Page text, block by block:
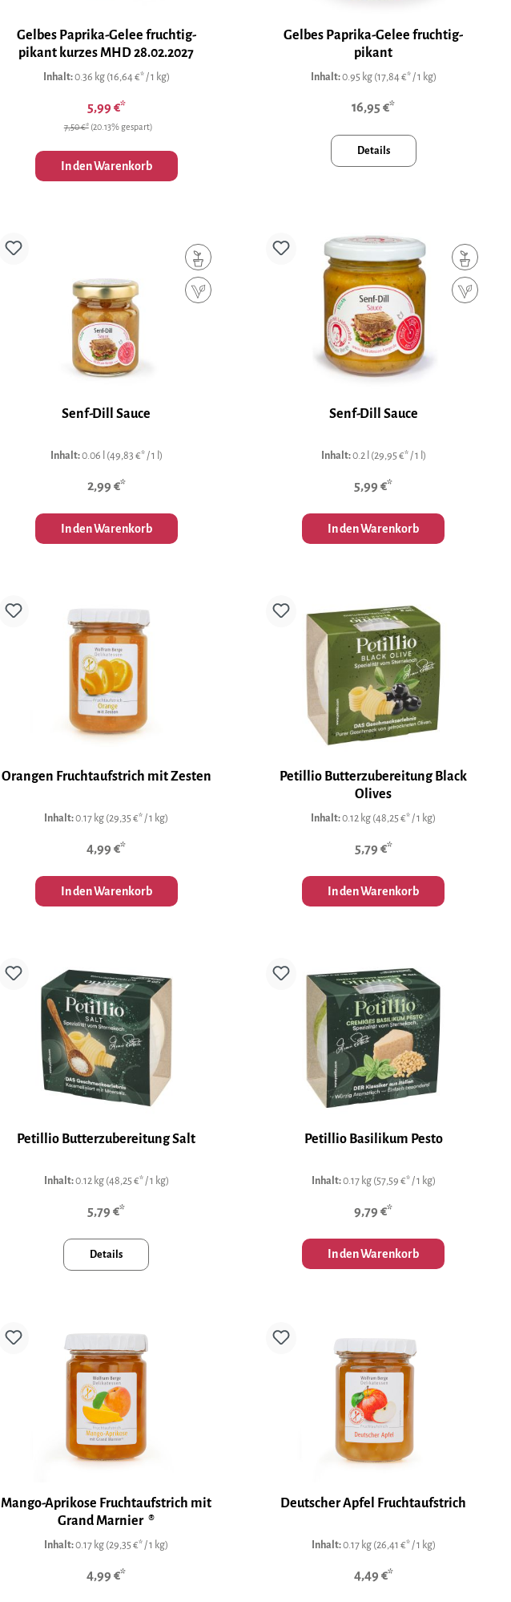
Gelbes Paprika-Gelee fruchtig-
pikant kurzes MHD 28.02.2027
Inhalt:0.36 kg (16,64 €* / 1 kg)
5,99 €*
7,50 €* (20.13% gespart)
In den Warenkorb
Gelbes Paprika-Gelee fruchtig-
pikant
Inhalt:0.95 kg (17,84 €* / 1 kg)
16,95 €*
Details
Senf-Dill Sauce
Inhalt:0.06 l (49,83 €* / 1 l)
2,99 €*
In den Warenkorb
Senf-Dill Sauce
Inhalt:0.2 l (29,95 €* / 1 l)
5,99 €*
In den Warenkorb
Orangen Fruchtaufstrich mit Zesten
Inhalt:0.17 kg (29,35 €* / 1 kg)
4,99 €*
In den Warenkorb
Petillio Butterzubereitung Black
Olives
Inhalt:0.12 kg (48,25 €* / 1 kg)
5,79 €*
In den Warenkorb
Petillio Butterzubereitung Salt
Inhalt:0.12 kg (48,25 €* / 1 kg)
5,79 €*
Details
Petillio Basilikum Pesto
Inhalt:0.17 kg (57,59 €* / 1 kg)
9,79 €*
In den Warenkorb
Mango-Aprikose Fruchtaufstrich mit
Grand Marnier ®
Inhalt:0.17 kg (29,35 €* / 1 kg)
4,99 €*
Deutscher Apfel Fruchtaufstrich
Inhalt:0.17 kg (26,41 €* / 1 kg)
4,49 €*